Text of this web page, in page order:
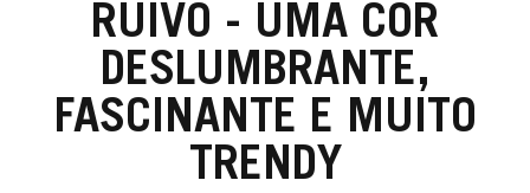
RUIVO - UMA COR
DESLUMBRANTE,
FASCINANTE E MUITO
TRENDY